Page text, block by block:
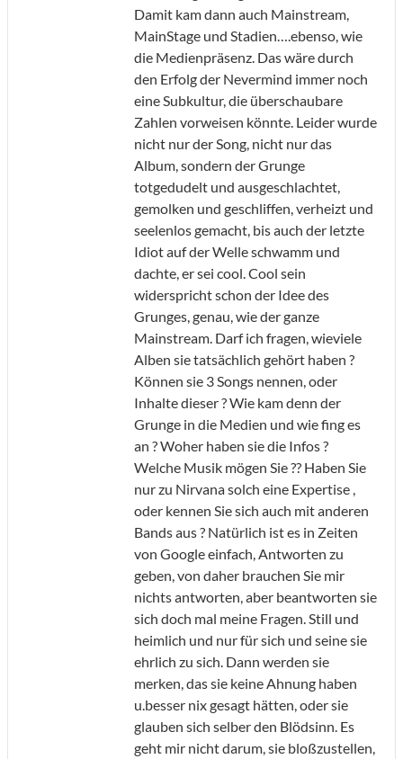
Damit kam dann auch Mainstream,
MainStage und Stadien….ebenso, wie
die Medienpräsenz. Das wäre durch
den Erfolg der Nevermind immer noch
eine Subkultur, die überschaubare
Zahlen vorweisen könnte. Leider wurde
nicht nur der Song, nicht nur das
Album, sondern der Grunge
totgedudelt und ausgeschlachtet,
gemolken und geschliffen, verheizt und
seelenlos gemacht, bis auch der letzte
Idiot auf der Welle schwamm und
dachte, er sei cool. Cool sein
widerspricht schon der Idee des
Grunges, genau, wie der ganze
Mainstream. Darf ich fragen, wieviele
Alben sie tatsächlich gehört haben ?
Können sie 3 Songs nennen, oder
Inhalte dieser ? Wie kam denn der
Grunge in die Medien und wie fing es
an ? Woher haben sie die Infos ?
Welche Musik mögen Sie ?? Haben Sie
nur zu Nirvana solch eine Expertise ,
oder kennen Sie sich auch mit anderen
Bands aus ? Natürlich ist es in Zeiten
von Google einfach, Antworten zu
geben, von daher brauchen Sie mir
nichts antworten, aber beantworten sie
sich doch mal meine Fragen. Still und
heimlich und nur für sich und seine sie
ehrlich zu sich. Dann werden sie
merken, das sie keine Ahnung haben
u.besser nix gesagt hätten, oder sie
glauben sich selber den Blödsinn. Es
geht mir nicht darum, sie bloßzustellen,